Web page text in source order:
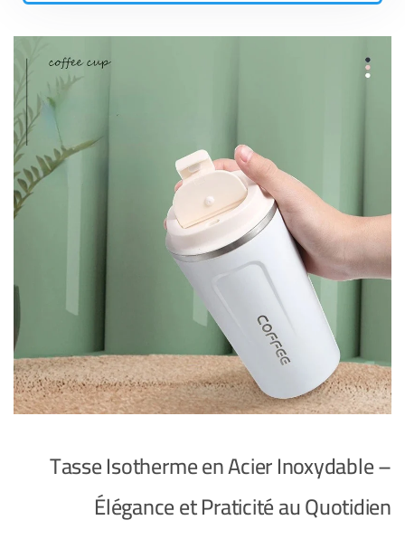
Tasse Isotherme en Acier Inoxydable –
Élégance et Praticité au Quotidien